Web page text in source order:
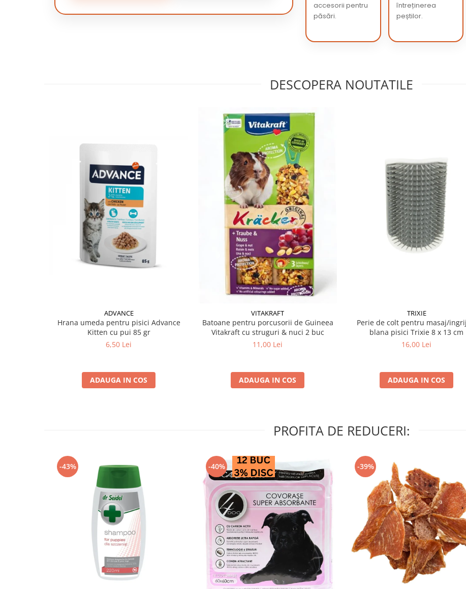
accesorii pentru
păsări.
întreținerea
peștilor.
DESCOPERA NOUTATILE
ADVANCE
Hrana umeda pentru pisici Advance
Kitten cu pui 85 gr
6,50 Lei
ADAUGA IN COS
VITAKRAFT
Batoane pentru porcusorii de Guineea
Vitakraft cu struguri & nuci 2 buc
11,00 Lei
ADAUGA IN COS
TRIXIE
Perie de colt pentru masaj/
blana pisici Trixie 8 x 13 cm
16,00 Lei
ADAUGA IN COS
PROFITA DE REDUCERI:
-43% -40% -39%